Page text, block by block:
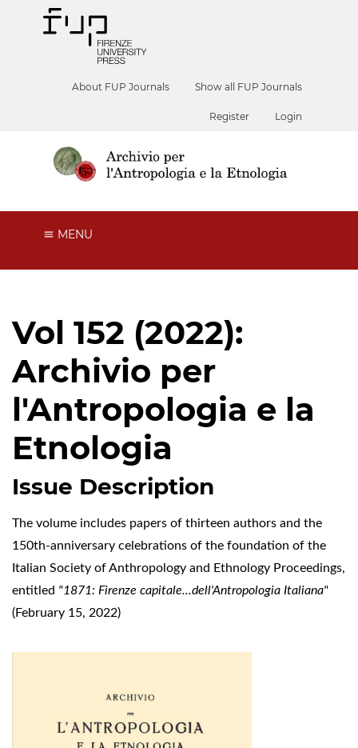
About FUP Journals Show all FUP Journals
Register Login
MENU
Vol 152 (2022):
Archivio per
l'Antropologia e la
Etnologia
Issue Description
The volume includes papers of thirteen authors and the
150th-anniversary celebrations of the foundation of the
Italian Society of Anthropology and Ethnology Proceedings,
entitled "1871: Firenze capitale...dell'Antropologia Italiana"
(February 15, 2022)